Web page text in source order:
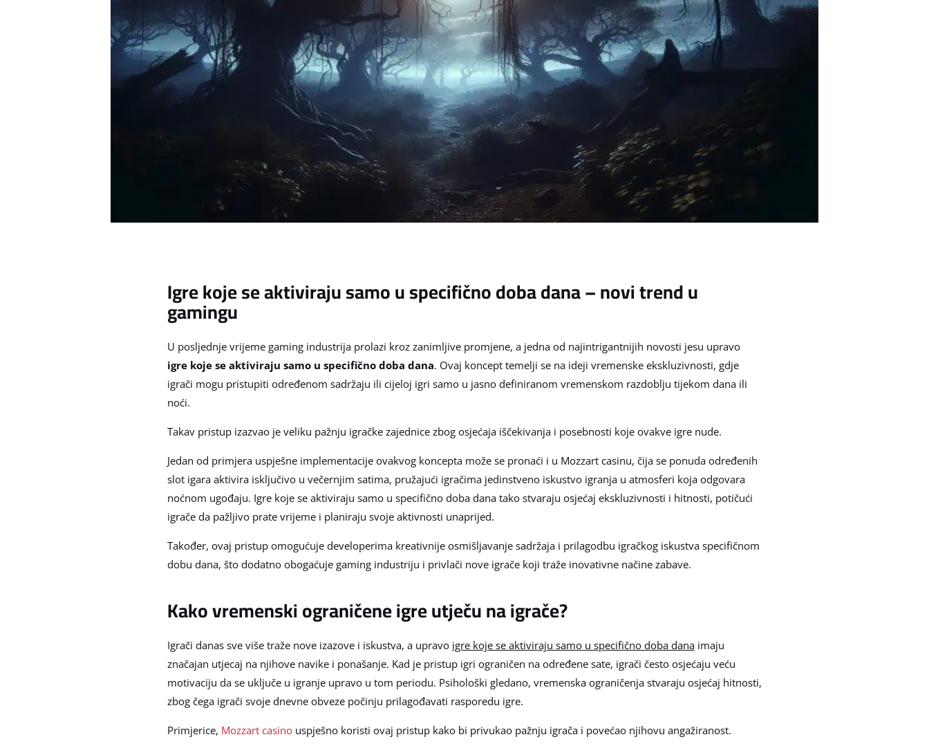
Igre koje se aktiviraju samo u specifično doba dana – novi trend u
gamingu
U posljednje vrijeme gaming industrija prolazi kroz zanimljive promjene, a jedna od najintrigantnijih novosti jesu upravo
igre koje se aktiviraju samo u specifično doba dana. Ovaj koncept temelji se na ideji vremenske ekskluzivnosti, gdje
igrači mogu pristupiti određenom sadržaju ili cijeloj igri samo u jasno definiranom vremenskom razdoblju tijekom dana ili
noći.
Takav pristup izazvao je veliku pažnju igračke zajednice zbog osjećaja iščekivanja i posebnosti koje ovakve igre nude.
Jedan od primjera uspješne implementacije ovakvog koncepta može se pronaći i u Mozzart casinu, čija se ponuda određenih
slot igara aktivira isključivo u večernjim satima, pružajući igračima jedinstveno iskustvo igranja u atmosferi koja odgovara
noćnom ugođaju. Igre koje se aktiviraju samo u specifično doba dana tako stvaraju osjećaj ekskluzivnosti i hitnosti, potičući
igrače da pažljivo prate vrijeme i planiraju svoje aktivnosti unaprijed.
Također, ovaj pristup omogućuje developerima kreativnije osmišljavanje sadržaja i prilagodbu igračkog iskustva specifičnom
dobu dana, što dodatno obogaćuje gaming industriju i privlači nove igrače koji traže inovativne načine zabave.
Kako vremenski ograničene igre utječu na igrače?
Igrači danas sve više traže nove izazove i iskustva, a upravo igre koje se aktiviraju samo u specifično doba dana imaju
značajan utjecaj na njihove navike i ponašanje. Kad je pristup igri ograničen na određene sate, igrači često osjećaju veću
motivaciju da se uključe u igranje upravo u tom periodu. Psihološki gledano, vremenska ograničenja stvaraju osjećaj hitnosti,
zbog čega igrači svoje dnevne obveze počinju prilagođavati rasporedu igre.
Primjerice, Mozzart casino uspješno koristi ovaj pristup kako bi privukao pažnju igrača i povećao njihovu angažiranost.